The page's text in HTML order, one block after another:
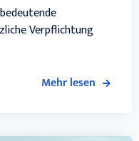
Verpflichtung
Mehr lesen